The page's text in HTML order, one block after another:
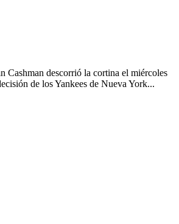
Cashman descorrió la cortina el miércoles
de los Yankees de Nueva York...